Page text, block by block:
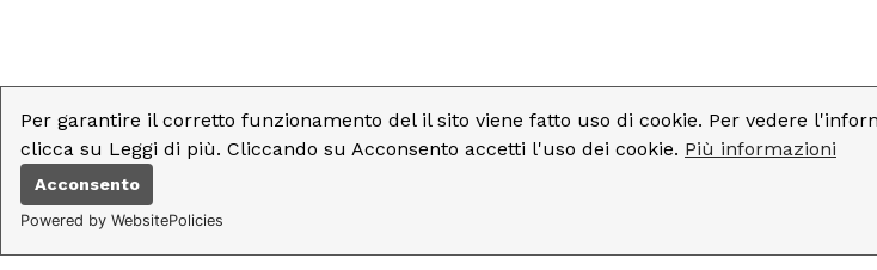
Per garantire il corretto funzionamento del il sito viene fatto uso di cookie. Per vedere
clicca su Leggi di più. Cliccando su Acconsento accetti l'uso dei cookie. Più informazioni
Acconsento
Powered by WebsitePolicies